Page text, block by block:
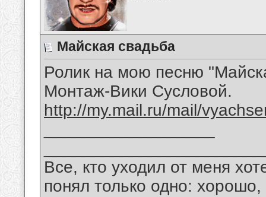
Майская свадьба
Ролик на мою песню
Монтаж-Вики Сусловой.
http://my.mail.ru/mail/
Все, кто уходил от меня
понял только одно: